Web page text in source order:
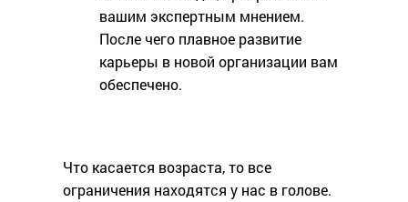
вашим экспертным мнением.
После чего плавное развитие
карьеры в новой организации вам
обеспечено.
Что касается возраста, то все
ограничения находятся у нас в голове.